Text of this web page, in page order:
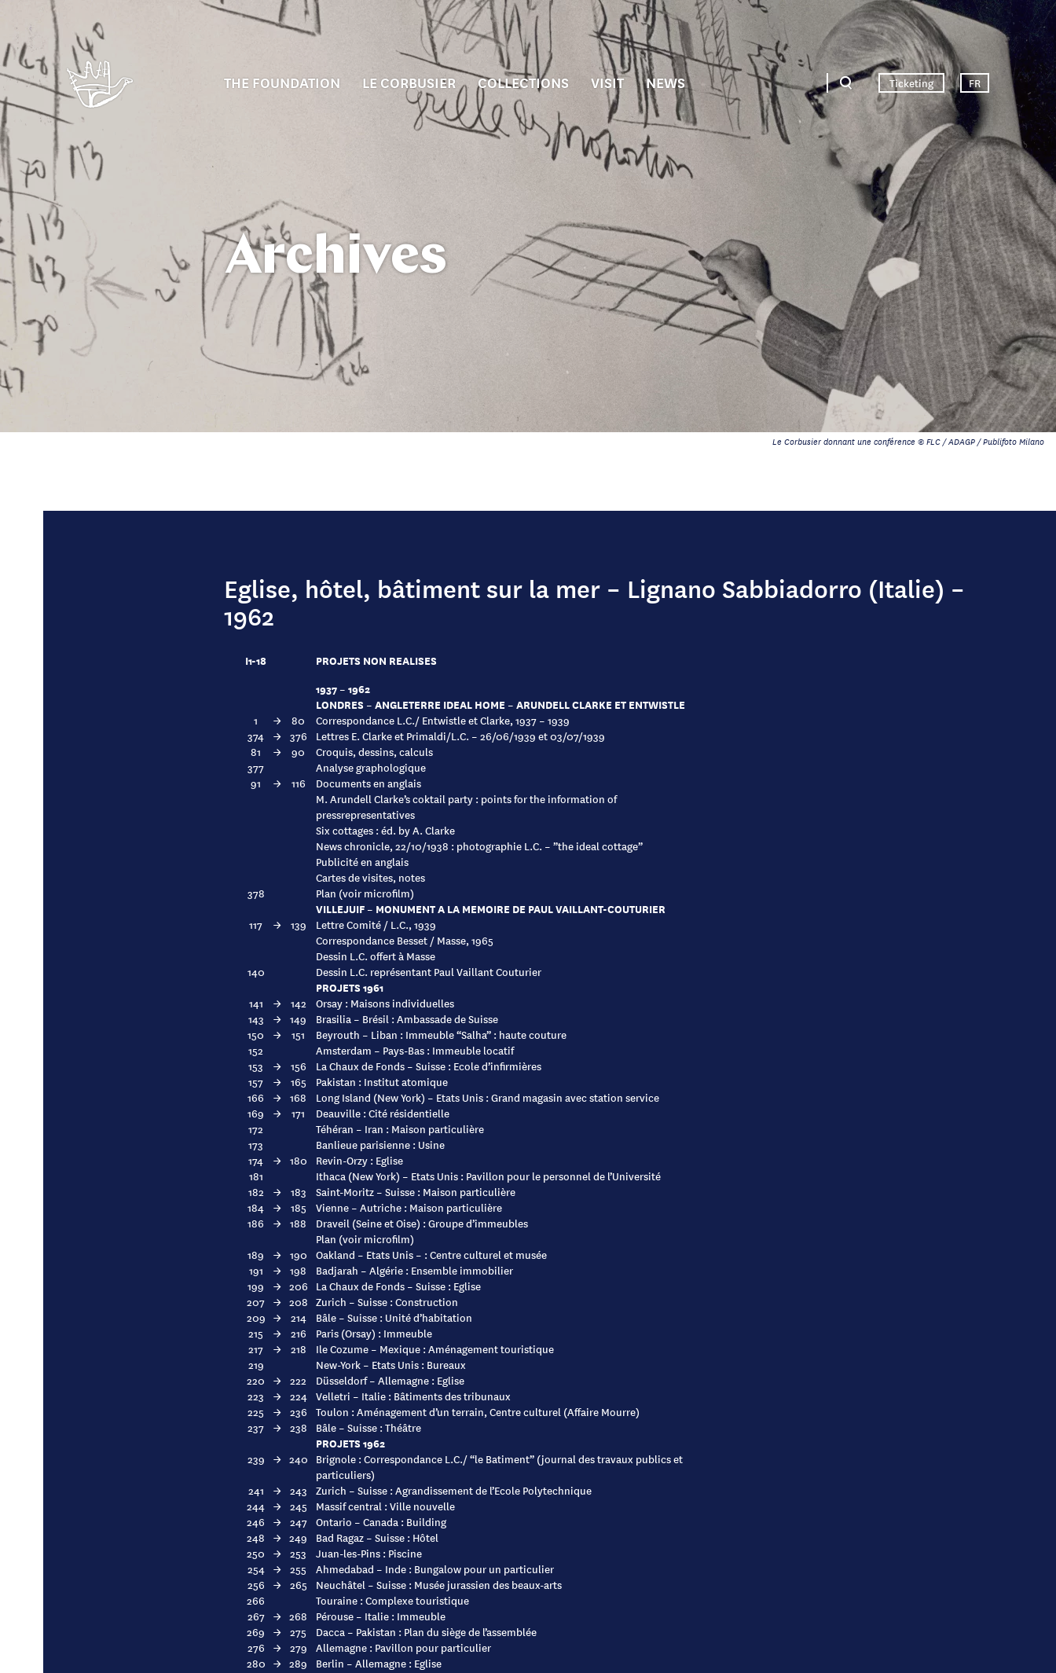
THE FOUNDATION LE CORBUSIER COLLECTIONS VISIT NEWS Ticketing FR
Archives
Le Corbusier donnant une conférence © FLC / ADAGP / Publifoto Milano
Eglise, hôtel, bâtiment sur la mer – Lignano Sabbiadorro (Italie) –
1962
I1-18
PROJETS NON REALISES
1937 – 1962
LONDRES – ANGLETERRE IDEAL HOME – ARUNDELL CLARKE ET ENTWISTLE
1 → 80
Correspondance L.C./ Entwistle et Clarke, 1937 – 1939
374 → 376
Lettres E. Clarke et Primaldi/L.C. – 26/06/1939 et 03/07/1939
81
→ 90
Croquis, dessins, calculs
377
Analyse graphologique
91
→ 116
Documents en anglais
M. Arundell Clarke’s coktail party : points for the information of
pressrepresentatives
Six cottages : éd. by A. Clarke
News chronicle, 22/10/1938 : photographie L.C. – ”the ideal cottage”
Publicité en anglais
Cartes de visites, notes
378
Plan (voir microfilm)
VILLEJUIF – MONUMENT A LA MEMOIRE DE PAUL VAILLANT-COUTURIER
117 → 139
Lettre Comité / L.C., 1939
Correspondance Besset / Masse, 1965
Dessin L.C. offert à Masse
140
Dessin L.C. représentant Paul Vaillant Couturier
PROJETS 1961
141 → 142
Orsay : Maisons individuelles
143
→ 149
Brasilia – Brésil : Ambassade de Suisse
150
→ 151
Beyrouth – Liban : Immeuble “Salha” : haute couture
152
Amsterdam – Pays-Bas : Immeuble locatif
153
→ 156
La Chaux de Fonds – Suisse : Ecole d’infirmières
157
→ 165
Pakistan : Institut atomique
166
→ 168
Long Island (New York) – Etats Unis : Grand magasin avec station service
169
→ 171
Deauville : Cité résidentielle
172
Téhéran – Iran : Maison particulière
173
Banlieue parisienne : Usine
174
→ 180
Revin-Orzy : Eglise
181
Ithaca (New York) – Etats Unis : Pavillon pour le personnel de l’Université
182
→ 183
Saint-Moritz – Suisse : Maison particulière
184 → 185
Vienne – Autriche : Maison particulière
186
→ 188
Draveil (Seine et Oise) : Groupe d’immeubles
Plan (voir microfilm)
189
→ 190 Oakland – Etats Unis – : Centre culturel et musée
191
→ 198
Badjarah – Algérie : Ensemble immobilier
199
→ 206 La Chaux de Fonds – Suisse : Eglise
207 → 208 Zurich – Suisse : Construction
209 → 214
Bâle – Suisse : Unité d’habitation
215
→ 216
Paris (Orsay) : Immeuble
217
→ 218
Ile Cozume – Mexique : Aménagement touristique
219
New-York – Etats Unis : Bureaux
220 → 222
Düsseldorf – Allemagne : Eglise
223
→ 224 Velletri – Italie : Bâtiments des tribunaux
225
→ 236 Toulon : Aménagement d’un terrain, Centre culturel (Affaire Mourre)
237 → 238 Bâle – Suisse : Théâtre
PROJETS 1962
239 → 240 Brignole : Correspondance L.C./ “le Batiment” (journal des travaux publics et
particuliers)
241
→ 243 Zurich – Suisse : Agrandissement de l’Ecole Polytechnique
244 → 245
Massif central : Ville nouvelle
246 → 247 Ontario – Canada : Building
248 → 249
Bad Ragaz – Suisse : Hôtel
250 → 253
Juan-les-Pins : Piscine
254 → 255
Ahmedabad – Inde : Bungalow pour un particulier
256 → 265
Neuchâtel – Suisse : Musée jurassien des beaux-arts
266
Touraine : Complexe touristique
267 → 268
Pérouse – Italie : Immeuble
269 → 275
Dacca – Pakistan : Plan du siège de l’assemblée
276 → 279 Allemagne : Pavillon pour particulier
280 → 289
Berlin – Allemagne : Eglise